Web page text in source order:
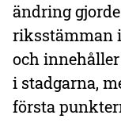
ändring
riksstämman i
och
i stadgarna,
första